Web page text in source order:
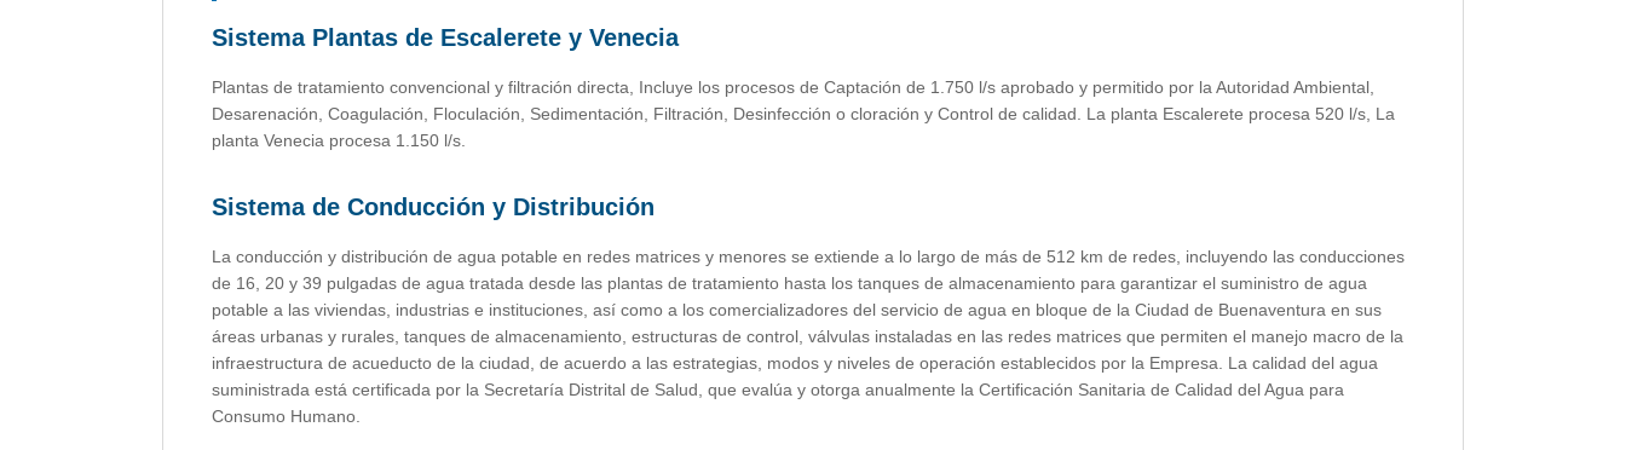
Sistema Plantas de Escalerete y Venecia
Plantas de tratamiento convencional y filtración directa, Incluye los procesos de Captación de 1.750 l/s aprobado y permitido por la Autoridad Ambiental,
Desarenación, Coagulación, Floculación, Sedimentación, Filtración, Desinfección o cloración y Control de calidad. La planta Escalerete procesa 520 l/s, La
planta Venecia procesa 1.150 l/s.
Sistema de Conducción y Distribución
La conducción y distribución de agua potable en redes matrices y menores se extiende a lo largo de más de 512 km de redes, incluyendo las conducciones
de 16, 20 y 39 pulgadas de agua tratada desde las plantas de tratamiento hasta los tanques de almacenamiento para garantizar el suministro de agua
potable a las viviendas, industrias e instituciones, así como a los comercializadores del servicio de agua en bloque de la Ciudad de Buenaventura en sus
áreas urbanas y rurales, tanques de almacenamiento, estructuras de control, válvulas instaladas en las redes matrices que permiten el manejo macro de la
infraestructura de acueducto de la ciudad, de acuerdo a las estrategias, modos y niveles de operación establecidos por la Empresa. La calidad del agua
suministrada está certificada por la Secretaría Distrital de Salud, que evalúa y otorga anualmente la Certificación Sanitaria de Calidad del Agua para
Consumo Humano.